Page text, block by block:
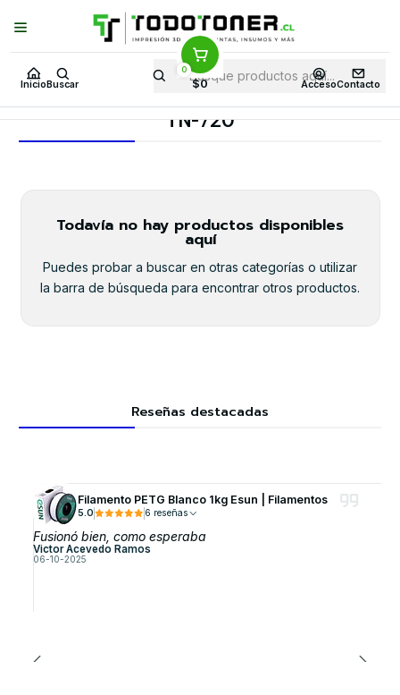
Inicio Buscar
0
$0 AccesoContacto
Puedes Elegir: Comprar enTienda· Despachoa Todo Chile · Retiro en
Tienda en24 Horas
Inicio Toner y tambor Toner Alternativo BROTHER
Insumos BROTHER
TN-720
Todavía no hay productos disponibles
aquí
Puedes probar a buscar en otras categorías o utilizar
la barra de búsqueda para encontrar otros productos.
Reseñas destacadas
Filamento PETG Blanco 1kg Esun | Filamentos
5.0 6 reseñas
Fusionó bien, como esperaba
Victor Acevedo Ramos
06-10-2025